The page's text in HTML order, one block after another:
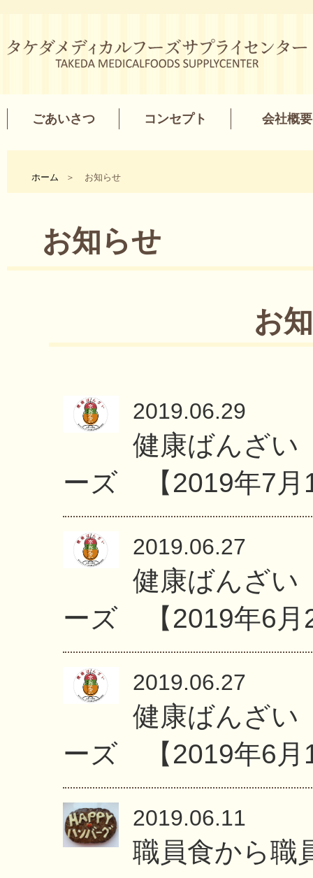
ごあいさつ コンセプト 会社概要
ホーム お知らせ
お知らせ
お
2019.06.29
健康ばんざ
ーズ 【2019年7月
2019.06.27
健康ばんざ
ーズ 【2019年6月
2019.06.27
健康ばんざ
ーズ 【2019年6月
2019.06.11
職員食から職